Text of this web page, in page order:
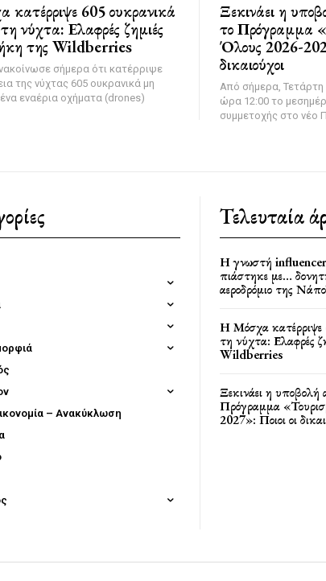
605 ουκρανικά
νύχτα: Ελαφρές ζημιές
της Wildberries
σήμερα ότι κατέρριψε
της νύχτας 605 ουκρανικά μη
εναέρια οχήματα (drones)
Ξεκινάει η
το Πρόγραμμα
Όλους 2026-
δικαιούχοι
Από σήμερα, Τετάρτη
ώρα 12:00 το
συμμετοχής στο νέο
– Ανακύκλωση
Τελευταία
Η γνωστή
πιάστηκε με…
αεροδρόμιο της
Η Μόσχα κατέρριψε
τη νύχτα: Ελαφρές
Wildberries
Ξεκινάει η υποβολή
Πρόγραμμα
2027»: Ποιοι οι